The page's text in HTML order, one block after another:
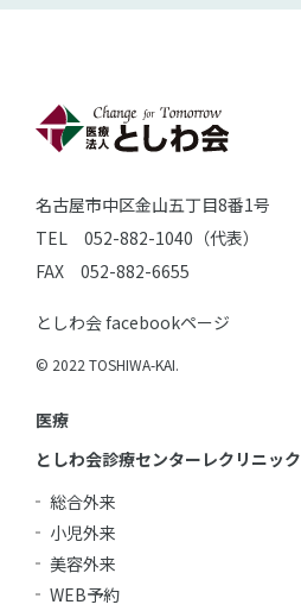
名古屋市中区金山五丁目8番1号
TEL 052-882-1040（代表）
FAX 052-882-6655
としわ会 facebookページ
© 2022 TOSHIWA-KAI.
医療
としわ会診療センターレクリニック
総合外来
小児外来
美容外来
WEB予約